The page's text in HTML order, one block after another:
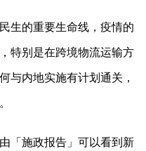
生的重要生命线，疫情的
特别是在跨境物流运输方
与内地实施有计划通关，
「施政报告」可以看到新